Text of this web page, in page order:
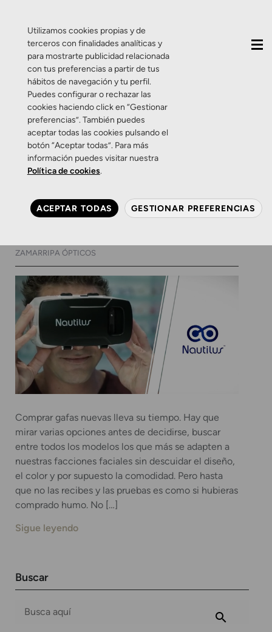
Etiqueta:realidad
virtual
Salud Visual Zamarripa
Nautilus, probar antes de
comprar.
ZAMARRIPA ÓPTICOS
Comprar gafas nuevas lleva su tiempo. Hay que
mirar varias opciones antes de decidirse, buscar
entre todos los modelos los que más se adapten a
nuestras facciones faciales sin descuidar el diseño,
el color y por supuesto la comodidad. Pero hasta
que no las recibes y las pruebas es como si hubieras
comprado humo. No […]
Sigue leyendo
Buscar
Utilizamos cookies propias y de
terceros con finalidades analíticas y
para mostrarte publicidad relacionada
con tus preferencias a partir de tus
hábitos de navegación y tu perfil.
Puedes configurar o rechazar las
cookies haciendo click en “Gestionar
preferencias”. También puedes
aceptar todas las cookies pulsando el
botón “Aceptar todas”. Para más
información puedes visitar nuestra
Política de cookies.
ACEPTAR TODAS GESTIONAR PREFERENCIAS